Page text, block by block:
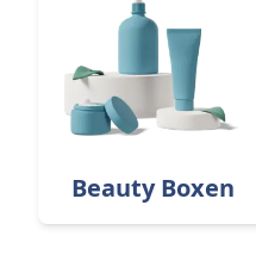
Beauty Boxen